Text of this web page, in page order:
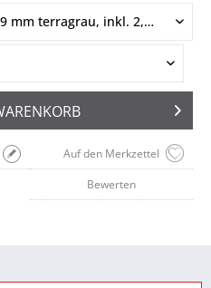
Auf den Merkzettel
Bewerten